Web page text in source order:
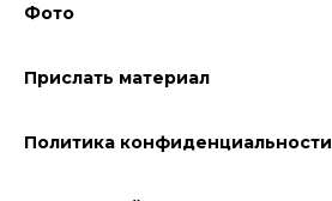
Фото
Прислать материал
Политика конфиденциальности